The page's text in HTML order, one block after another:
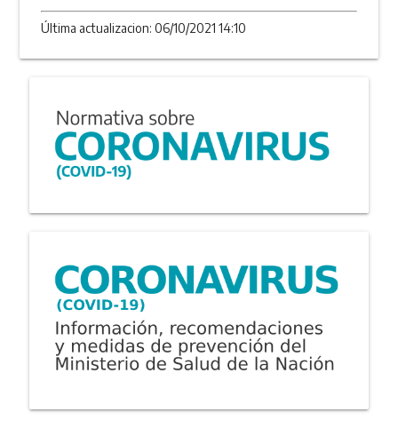
Última actualizacion: 06/10/2021 14:10